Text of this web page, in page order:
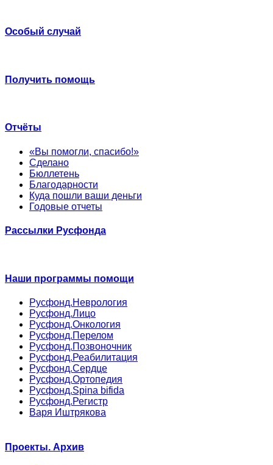
Особый случай
Получить помощь
Отчёты
«Вы помогли, спасибо!»
Сделано
Бюллетень
Благодарности
Куда пошли ваши деньги
Годовые отчеты
Рассылки Русфонда
Наши программы помощи
Русфонд.Неврология
Русфонд.Лицо
Русфонд.Онкология
Русфонд.Перелом
Русфонд.Позвоночник
Русфонд.Реабилитация
Русфонд.Сердце
Русфонд.Ортопедия
Русфонд.Spina bifida
Русфонд.Регистр
Варя Иштрякова
Проекты. Архив